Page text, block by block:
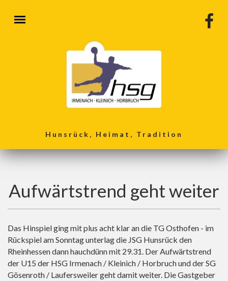
Hunsrück, Heimat, Tradition
Aufwärtstrend geht weiter
Das Hinspiel ging mit plus acht klar an die TG Osthofen - im
Rückspiel am Sonntag unterlag die JSG Hunsrück den
Rheinhessen dann hauchdünn mit 29.31. Der Aufwärtstrend
der U15 der HSG Irmenach / Kleinich / Horbruch und der SG
Gösenroth / Laufersweiler geht damit weiter. Die Gastgeber